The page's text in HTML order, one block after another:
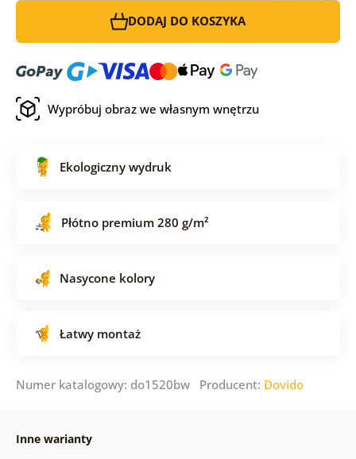
DODAJ DO KOSZYKA
Wypróbuj obraz we własnym wnętrzu
Ekologiczny wydruk
Płótno premium 280 g/m²
Nasycone kolory
Łatwy montaż
Numer katalogowy: do1520bw Producent: Dovido
Inne warianty